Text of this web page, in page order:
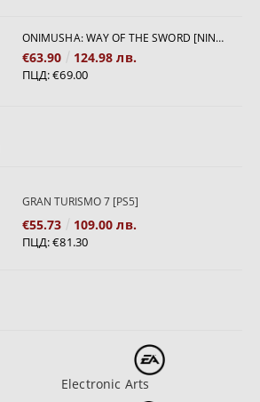
ONIMUSHA: WAY OF THE SWORD [NINTENDO SWITCH 2]
€63.90 124.98 лв.
ПЦД:€69.00
GRAN TURISMO 7 [PS5]
€55.73 109.00 лв.
ПЦД:€81.30
Electronic Arts